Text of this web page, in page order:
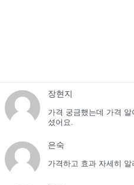
장현지
가격 궁금했는데 가격
셨어요.
은숙
가격하고 효과 자세히 알